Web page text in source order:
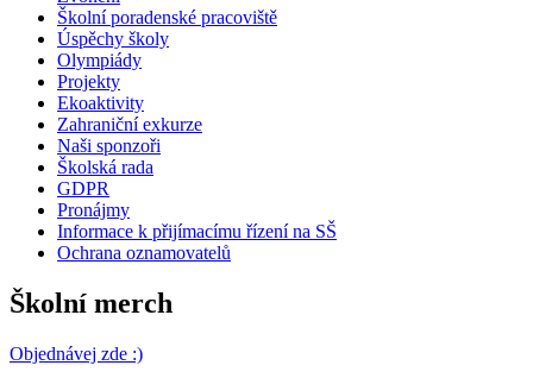
Školní poradenské pracoviště
Úspěchy školy
Olympiády
Projekty
Ekoaktivity
Zahraniční exkurze
Naši sponzoři
Školská rada
GDPR
Pronájmy
Informace k přijímacímu řízení na SŠ
Ochrana oznamovatelů
Školní merch
Objednávej zde :)